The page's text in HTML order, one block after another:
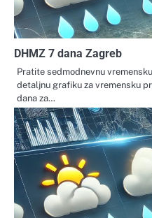
DHMZ 7 dana Zagreb
Pratite sedmodnevnu
detaljnu grafiku za vremensku
dana za…